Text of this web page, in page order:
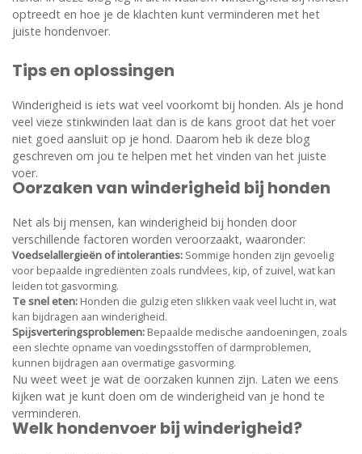
optreedt en hoe je de klachten kunt verminderen met het
juiste hondenvoer.
Tips en oplossingen
Winderigheid is iets wat veel voorkomt bij honden. Als je hond
veel vieze stinkwinden laat dan is de kans groot dat het voer
niet goed aansluit op je hond. Daarom heb ik deze blog
geschreven om jou te helpen met het vinden van het juiste
voer.
Oorzaken van winderigheid bij honden
Net als bij mensen, kan winderigheid bij honden door
verschillende factoren worden veroorzaakt, waaronder:
Voedselallergieën of intoleranties: Sommige honden zijn gevoelig
voor bepaalde ingrediënten zoals rundvlees, kip, of zuivel, wat kan
leiden tot gasvorming.
Te snel eten: Honden die gulzig eten slikken vaak veel lucht in, wat
kan bijdragen aan winderigheid.
Spijsverteringsproblemen: Bepaalde medische aandoeningen, zoals
een slechte opname van voedingsstoffen of darmproblemen,
kunnen bijdragen aan overmatige gasvorming.
Nu weet weet je wat de oorzaken kunnen zijn. Laten we eens
kijken wat je kunt doen om de winderigheid van je hond te
verminderen.
Welk hondenvoer bij winderigheid?